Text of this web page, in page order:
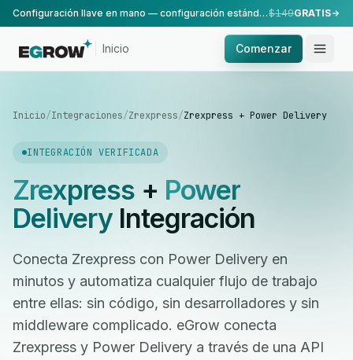
Configuración llave en mano — configuración estándar, realizada por nuestro equipo.$149GRATIS
Inicio Comenzar
Inicio/Integraciones/Zrexpress/Zrexpress + Power Delivery
INTEGRACIÓN VERIFICADA
Zrexpress+ Power
DeliveryIntegración
Conecta Zrexpress con Power Delivery en
minutos y automatiza cualquier flujo de trabajo
entre ellas: sin código, sin desarrolladores y sin
middleware complicado. eGrow conecta
Zrexpress y Power Delivery a través de una API